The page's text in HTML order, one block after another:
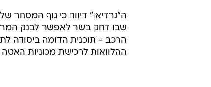
שבו דחק בשר לאפשר לבנק
הרכב - תוכנית הדומה ביסודה
ההלוואות לרכישת מכוניות